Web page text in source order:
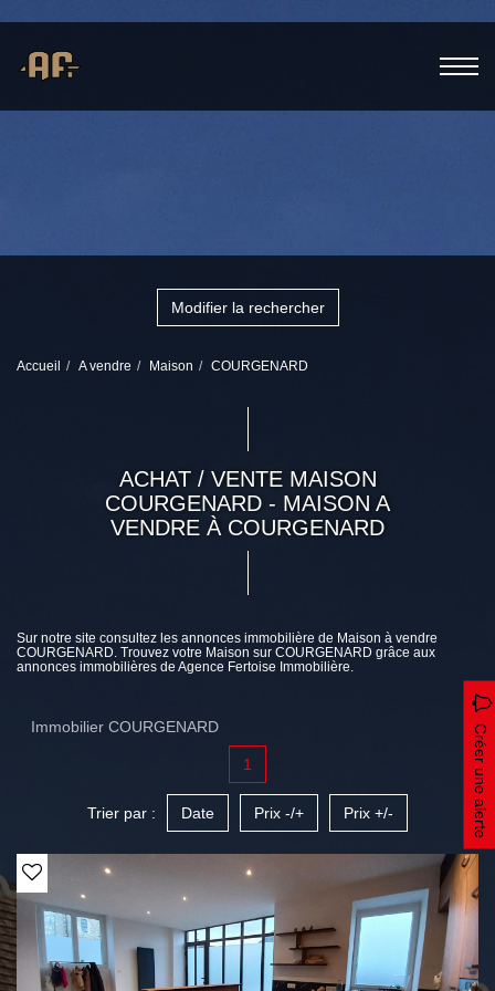
Modifier la rechercher
Accueil A vendre Maison COURGENARD
ACHAT / VENTE MAISON
COURGENARD - MAISON A
VENDRE À COURGENARD
Sur notre site consultez les annonces immobilière de Maison à vendre
COURGENARD. Trouvez votre Maison sur COURGENARD grâce aux
annonces immobilières de Agence Fertoise Immobilière.
Immobilier COURGENARD Créer une alerte
1
Trier par : Date Prix -/+ Prix +/-